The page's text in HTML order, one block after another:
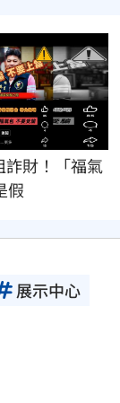
詐財！「福氣
假
展示中心